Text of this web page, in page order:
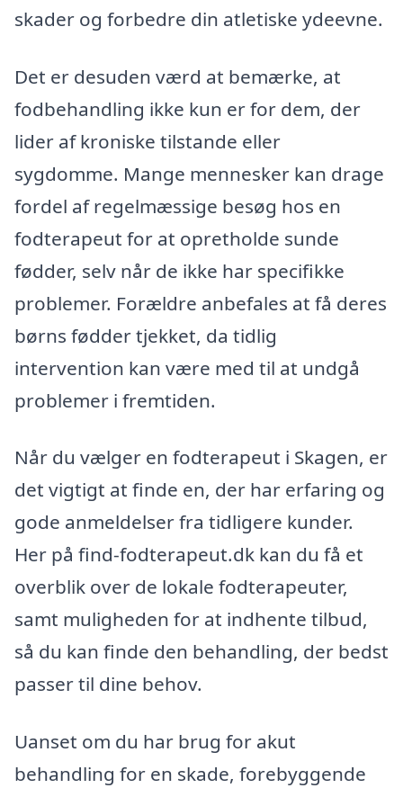
skader og forbedre din atletiske ydeevne.
Det er desuden værd at bemærke, at
fodbehandling ikke kun er for dem, der
lider af kroniske tilstande eller
sygdomme. Mange mennesker kan drage
fordel af regelmæssige besøg hos en
fodterapeut for at opretholde sunde
fødder, selv når de ikke har specifikke
problemer. Forældre anbefales at få deres
børns fødder tjekket, da tidlig
intervention kan være med til at undgå
problemer i fremtiden.
Når du vælger en fodterapeut i Skagen, er
det vigtigt at finde en, der har erfaring og
gode anmeldelser fra tidligere kunder.
Her på find-fodterapeut.dk kan du få et
overblik over de lokale fodterapeuter,
samt muligheden for at indhente tilbud,
så du kan finde den behandling, der bedst
passer til dine behov.
Uanset om du har brug for akut
behandling for en skade, forebyggende